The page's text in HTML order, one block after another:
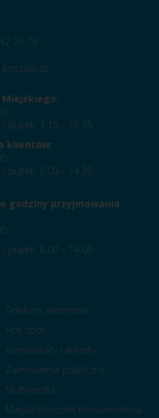
24 78
Miejskiego:
piątek: 7.15 – 15.15
klientów:
piątek: 8.00 – 14.30
godziny przyjmowania
piątek: 8.00 – 14.00
Telefony alarmowe
Hot spot
Komunikaty i ankiety
Zamówienia publiczne
Multimedia
Miejski Rzecznik Konsumentów